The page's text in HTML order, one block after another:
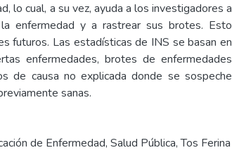
lo cual, a su vez, ayuda a los investigadores a
enfermedad y a rastrear sus brotes. Esto
futuros. Las estadísticas de INS se basan en
enfermedades, brotes de enfermedades
de causa no explicada donde se sospeche
sanas.
de Enfermedad, Salud Pública,Tos Ferina